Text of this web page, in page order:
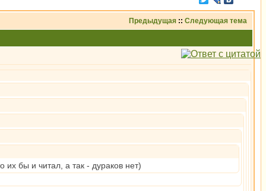
Предыдущая :: Следующая тема
их бы и читал, а так - дураков нет)